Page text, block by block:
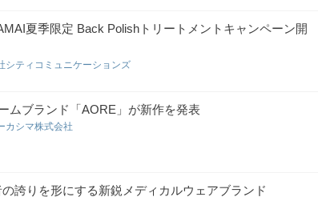
夏季限定 Back Polishトリートメントキャンペーン開
シティコミュニケーションズ
ムブランド「AORE」が新作を発表
カシマ株式会社
誇りを形にする新鋭メディカルウェアブランド